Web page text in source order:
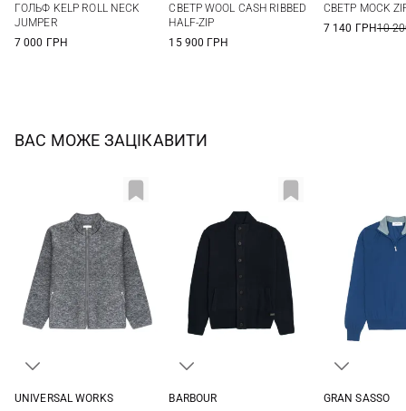
XXL
ГОЛЬФ KELP ROLL NECK
JUMPER
7 000 ГРН
XXL
СВЕТР WOOL CASH RIBBED
HALF-ZIP
15 900 ГРН
СВЕТР MOCK
7 140 ГРН10
ВАС МОЖЕ ЗАЦІКАВИТИ
UNIVERSAL WORKS
BARBOUR
GRAN SASSO